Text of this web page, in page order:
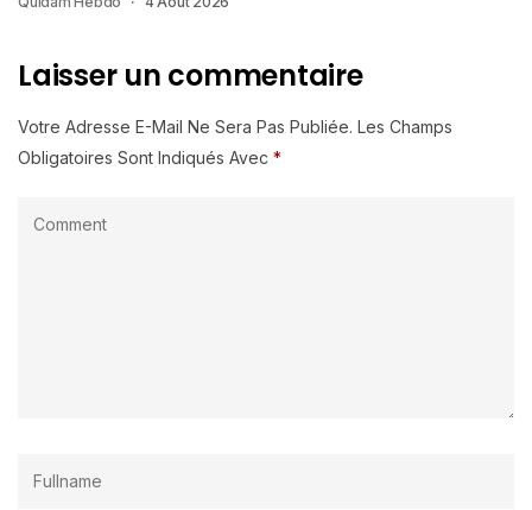
Laisser un commentaire
Votre Adresse E-Mail Ne Sera Pas Publiée. Les Champs
Obligatoires Sont Indiqués Avec *